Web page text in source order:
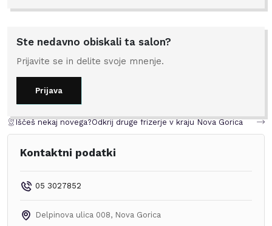
Ste nedavno obiskali ta salon?
Prijavite se in delite svoje mnenje.
Prijava
Iščeš nekaj novega?Odkrij druge frizerje v krajuNova Gorica
Kontaktni podatki
05 3027852
Delpinova ulica 008, Nova Gorica